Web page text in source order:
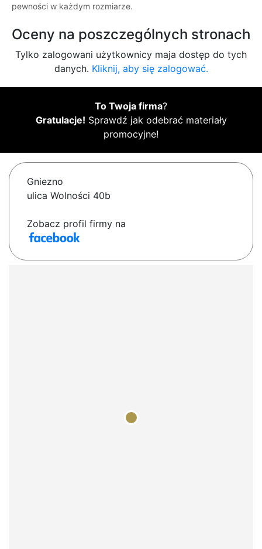
pewności w każdym rozmiarze.
Oceny na poszczególnych stronach
Tylko zalogowani użytkownicy maja dostęp do tych
danych. Kliknij, aby się zalogować.
To Twoja firma?
Gratulacje! Sprawdź jak odebrać materiały
promocyjne!
Gniezno
ulica Wolności 40b
Zobacz profil firmy na